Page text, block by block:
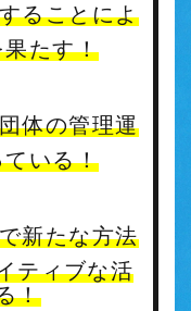
ることによ
たす！
体の管理運
いる！
新たな方法
ティブな活
！